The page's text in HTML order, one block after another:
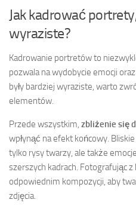
Jak kadrować
wyraziste?
Kadrowanie portretów to
pozwala na wydobycie emocji
były bardziej wyraziste, warto
elementów.
Przede wszystkim, zbliżenie się
wpłynąć na efekt końcowy.
tylko rysy twarzy, ale także
szerszych kadrach. Fotografując
odpowiednim kompozycji, aby
zdjęcia.